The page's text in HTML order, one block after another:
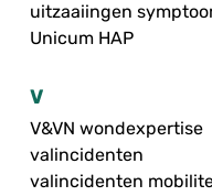
uitzaaiingen
Unicum HAP
V
V&VN wondexpertise
valincidenten
valincidenten